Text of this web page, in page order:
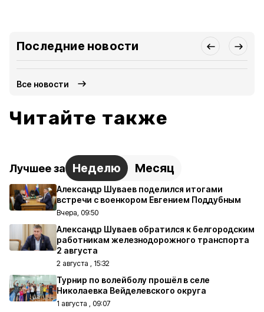
Последние новости
Все новости
Читайте также
Лучшее за Неделю Месяц
Александр Шуваев поделился итогами
встречи с военкором Евгением Поддубным
Вчера, 09:50
Александр Шуваев обратился к белгородским
работникам железнодорожного транспорта
2 августа
2 августа , 15:32
Турнир по волейболу прошёл в селе
Николаевка Вейделевского округа
1 августа , 09:07